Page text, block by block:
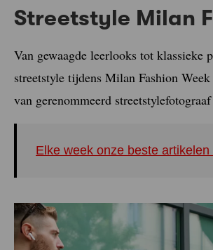
Streetstyle Milan
Van gewaagde leerlooks tot klassieke
streetstyle tijdens Milan Fashion
van gerenommeerd
Elke week onze beste